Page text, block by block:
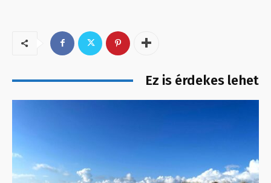
Ez is érdekes lehet